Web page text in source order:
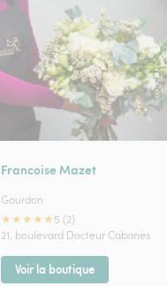
Francoise Mazet
Gourdon
★★★★★ 5 (2)
21, boulevard Docteur Cabanes
Voir la boutique